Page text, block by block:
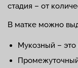
стадия – от
В матке можно
Мукозный – это